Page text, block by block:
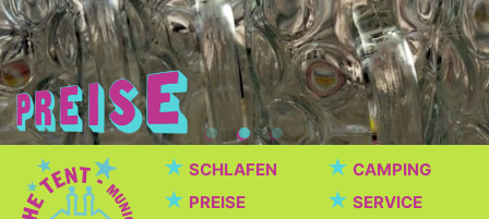
★ SCHLAFEN ★ CAMPING
★ PREISE ★ SERVICE